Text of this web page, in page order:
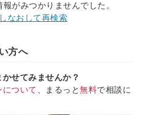
がみつかりませんでした。
なおして再検索
方へ
かせてみませんか？
について 、まるっと無料で相談に